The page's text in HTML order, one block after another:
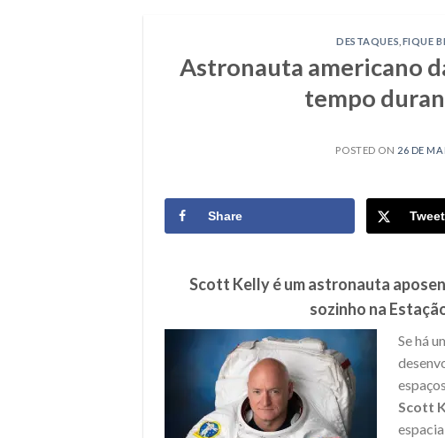
DESTAQUES FIQUE
Astronauta americano
tempo
POSTED ON 26 DE
Share Tweet
Scott Kelly é um astronauta
sozinho na
Se há
Scott